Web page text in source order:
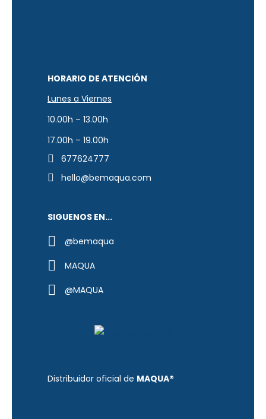
HORARIO DE ATENCIÓN
Lunes a Viernes
10.00h – 13.00h
17.00h – 19.00h
677624777
hello@bemaqua.com
SIGUENOS EN...
@bemaqua
MAQUA
@MAQUA
Distribuidor oficial de MAQUA®